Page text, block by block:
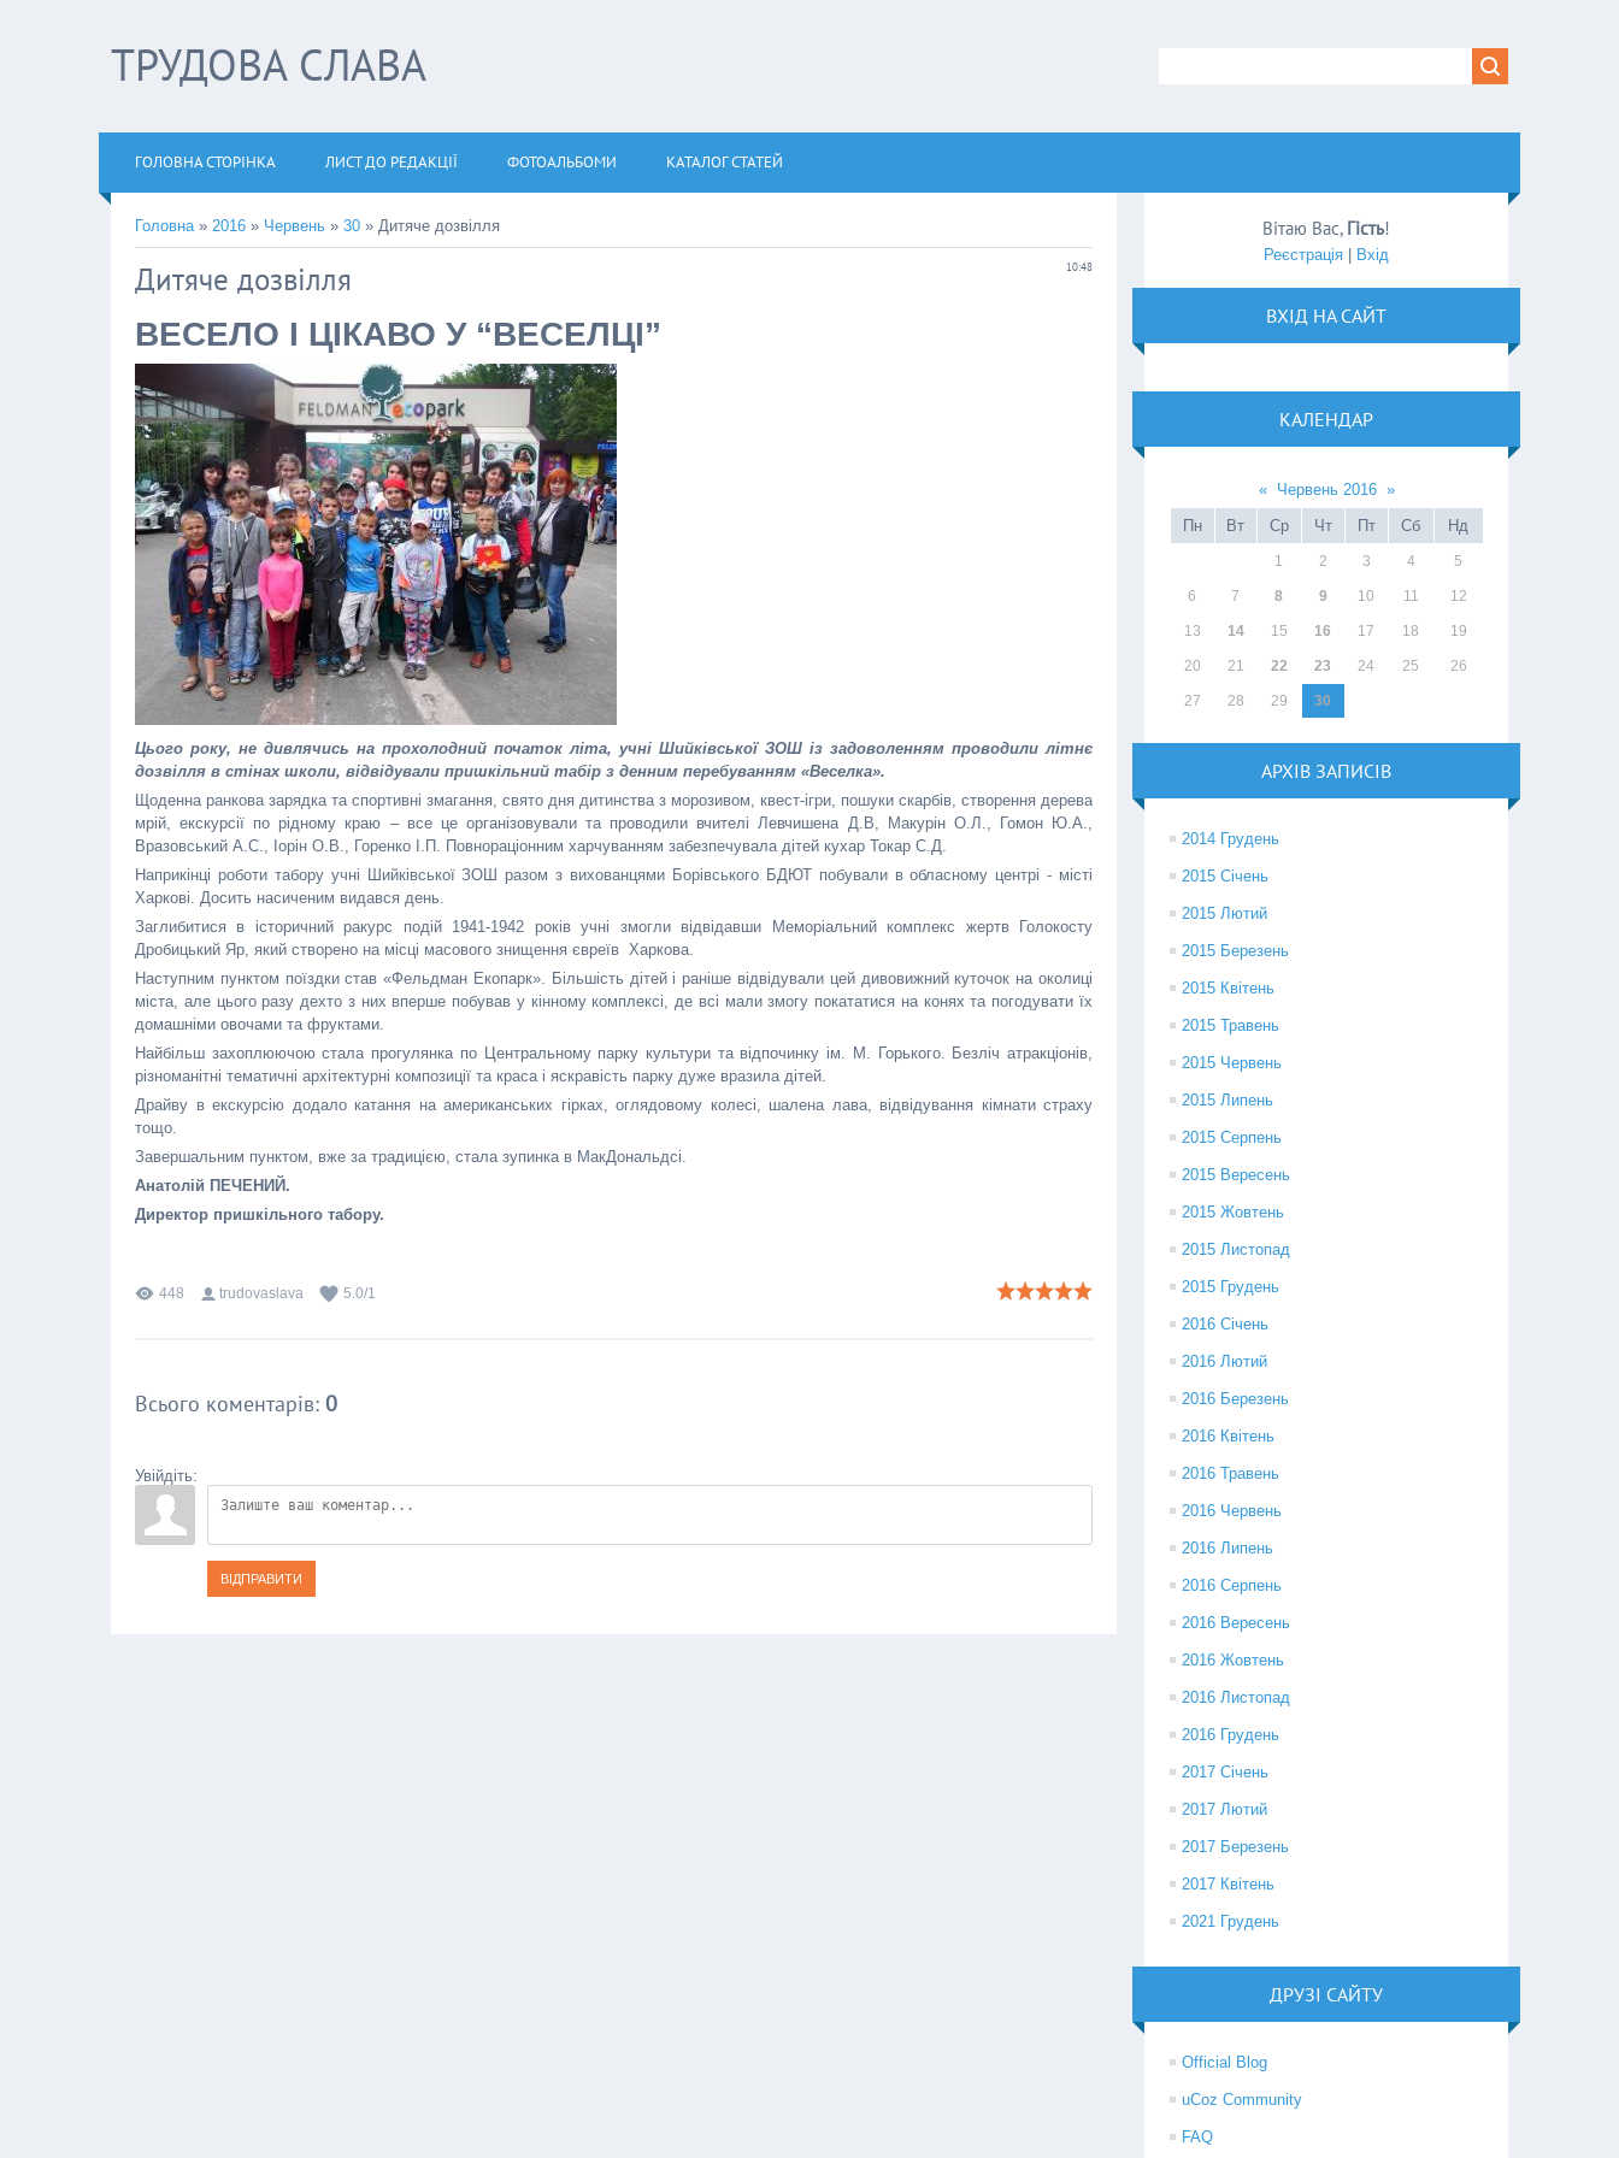
ТРУДОВА СЛАВА
ГОЛОВНА СТОРІНКА ЛИСТ ДО РЕДАКЦІЇ ФОТОАЛЬБОМИ КАТАЛОГ СТАТЕЙ
Головна» 2016 » Червень » 30 » Дитяче дозвілля
10:48
Дитяче дозвілля
ВЕСЕЛО І ЦІКАВО У “ВЕСЕЛЦІ”
Цього року, не дивлячись на прохолодний початок літа, учні Шийківської ЗОШ із задоволенням проводили літнє
дозвілля в стінах школи, відвідували пришкільний табір з денним перебуванням «Веселка».
Щоденна ранкова зарядка та спортивні змагання, свято дня дитинства з морозивом, квест-ігри, пошуки скарбів, створення дерева
мрій, екскурсії по рідному краю – все це організовували та проводили вчителі Левчишена Д.В, Макурін О.Л., Гомон Ю.А.,
Вразовський А.С., Іорін О.В., Горенко І.П. Повнораціонним харчуванням забезпечувала дітей кухар Токар С.Д.
Наприкінці роботи табору учні Шийківської ЗОШ разом з вихованцями Борівського БДЮТ побували в обласному центрі - місті
Харкові. Досить насиченим видався день.
Заглибитися в історичний ракурс подій 1941-1942 років учні змогли відвідавши Меморіальний комплекс жертв Голокосту
Дробицький Яр, який створено на місці масового знищення євреїв Харкова.
Наступним пунктом поїздки став «Фельдман Екопарк». Більшість дітей і раніше відвідували цей дивовижний куточок на околиці
міста, але цього разу дехто з них вперше побував у кінному комплексі, де всі мали змогу покататися на конях та погодувати їх
домашніми овочами та фруктами.
Найбільш захоплюючою стала прогулянка по Центральному парку культури та відпочинку ім. М. Горького. Безліч атракціонів,
різноманітні тематичні архітектурні композиції та краса і яскравість парку дуже вразила дітей.
Драйву в екскурсію додало катання на американських гірках, оглядовому колесі, шалена лава, відвідування кімнати страху
тощо.
Завершальним пунктом, вже за традицією, стала зупинка в МакДональдсі.
Анатолій ПЕЧЕНИЙ.
Директор пришкільного табору.
448 trudovaslava 5.0/1
Всього коментарів: 0
Увійдіть:
ВІДПРАВИТИ
Вітаю Вас, Гість!
Реєстрація Вхід
ВХІД НА САЙТ
КАЛЕНДАР
« Червень 2016 »
Пн
Вт Ср Чт Пт Сб Нд
1 2 3 4 5
6 7 8 9 10 11 12
13 14 15 16 17 18 19
20 21 22 23 24 25 26
27 28 29 30
АРХІВ ЗАПИСІВ
2014 Грудень
2015 Січень
2015 Лютий
2015 Березень
2015 Квітень
2015 Травень
2015 Червень
2015 Липень
2015 Серпень
2015 Вересень
2015 Жовтень
2015 Листопад
2015 Грудень
2016 Січень
2016 Лютий
2016 Березень
2016 Квітень
2016 Травень
2016 Червень
2016 Липень
2016 Серпень
2016 Вересень
2016 Жовтень
2016 Листопад
2016 Грудень
2017 Січень
2017 Лютий
2017 Березень
2017 Квітень
2021 Грудень
ДРУЗІ САЙТУ
Official Blog
uCoz Community
FAQ